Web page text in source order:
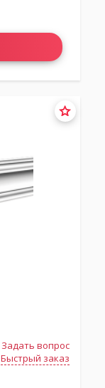
Задать вопрос
Быстрый заказ